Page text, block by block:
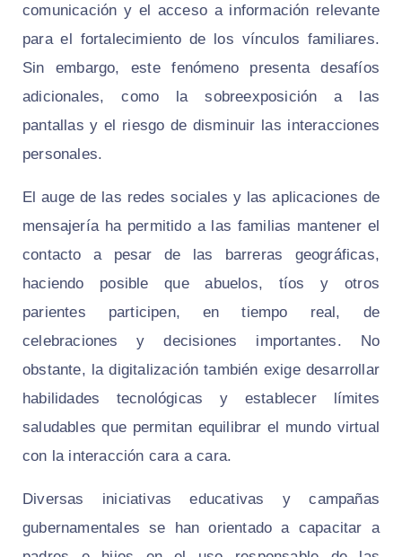
comunicación y el acceso a información relevante
para el fortalecimiento de los vínculos familiares.
Sin embargo, este fenómeno presenta desafíos
adicionales, como la sobreexposición a las
pantallas y el riesgo de disminuir las interacciones
personales.
El auge de las redes sociales y las aplicaciones de
mensajería ha permitido a las familias mantener el
contacto a pesar de las barreras geográficas,
haciendo posible que abuelos, tíos y otros
parientes participen, en tiempo real, de
celebraciones y decisiones importantes. No
obstante, la digitalización también exige desarrollar
habilidades tecnológicas y establecer límites
saludables que permitan equilibrar el mundo virtual
con la interacción cara a cara.
Diversas iniciativas educativas y campañas
gubernamentales se han orientado a capacitar a